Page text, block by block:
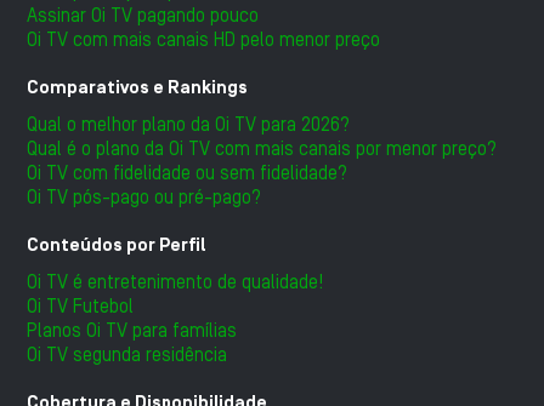
Assinar Oi TV pagando pouco
Oi TV com mais canais HD pelo menor preço
Comparativos e Rankings
Qual o melhor plano da Oi TV para 2026?
Qual é o plano da Oi TV com mais canais por menor preço?
Oi TV com fidelidade ou sem fidelidade?
Oi TV pós-pago ou pré-pago?
Conteúdos por Perfil
Oi TV é entretenimento de qualidade!
Oi TV Futebol
Planos Oi TV para famílias
Oi TV segunda residência